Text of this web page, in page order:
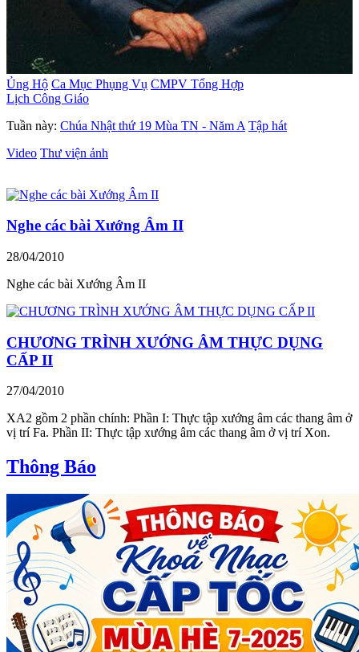
Ủng Hộ Ca Mục Phụng Vụ CMPV Tổng Hợp
Lịch Công Giáo
Tuần này: Chúa Nhật thứ 19 Mùa TN - Năm A Tập hát
Video Thư viện ảnh
Nghe các bài Xướng Âm II
28/04/2010
Nghe các bài Xướng Âm II
CHƯƠNG TRÌNH XƯỚNG ÂM THỰC DỤNG
CẤP II
27/04/2010
XA2 gồm 2 phần chính: Phần I: Thực tập xướng âm các thang âm ở
vị trí Fa. Phần II: Thực tập xướng âm các thang âm ở vị trí Xon.
Thông Báo